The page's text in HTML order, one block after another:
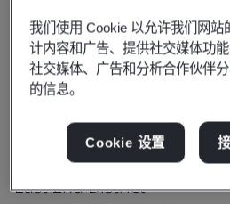
R&D Center for Stainless
China Baowu Steel Group
Research Institute
5th Floor, Science &
East 2nd District
我们使用 Cookie 以允许我们网站
计内容和广告、提供社交媒体功
社交媒体、广告和分析合作伙伴
的信息。
Cookie 设置